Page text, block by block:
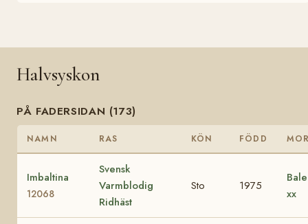
Halvsyskon
PÅ FADERSIDAN (173)
NAMN RAS KÖN FÖDD
Imbaltina
12068
Svensk
Varmblodig
Ridhäst
Sto 1975
xx